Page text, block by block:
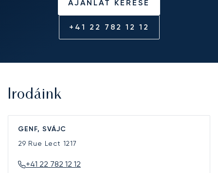
AJÁNLAT KÉRÉSE
+41 22 782 12 12
Irodáink
GENF, SVÁJC
29 Rue Lect 1217
+41 22 782 12 12